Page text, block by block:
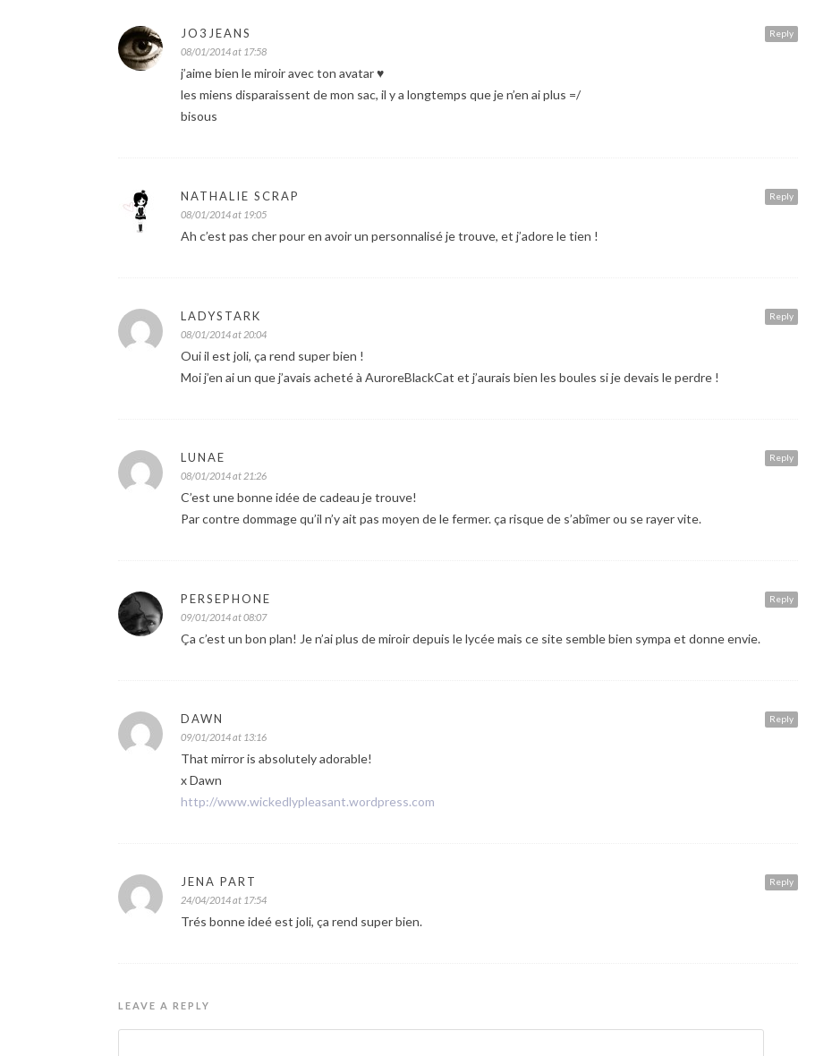
Reply
JO3JEANS
08/01/2014 at 17:58
j’aime bien le miroir avec ton avatar ♥
les miens disparaissent de mon sac, il y a longtemps que je n’en ai plus =/
bisous
Reply
NATHALIE SCRAP
08/01/2014 at 19:05
Ah c’est pas cher pour en avoir un personnalisé je trouve, et j’adore le tien !
Reply
LADYSTARK
08/01/2014 at 20:04
Oui il est joli, ça rend super bien !
Moi j’en ai un que j’avais acheté à AuroreBlackCat et j’aurais bien les boules si je devais le perdre !
Reply
LUNAE
08/01/2014 at 21:26
C’est une bonne idée de cadeau je trouve!
Par contre dommage qu’il n’y ait pas moyen de le fermer. ça risque de s’abîmer ou se rayer vite.
Reply
PERSEPHONE
09/01/2014 at 08:07
Ça c’est un bon plan! Je n’ai plus de miroir depuis le lycée mais ce site semble bien sympa et donne envie.
Reply
DAWN
09/01/2014 at 13:16
That mirror is absolutely adorable!
x Dawn
http://www.wickedlypleasant.wordpress.com
Reply
JENA PART
24/04/2014 at 17:54
Trés bonne ideé est joli, ça rend super bien.
LEAVE A REPLY